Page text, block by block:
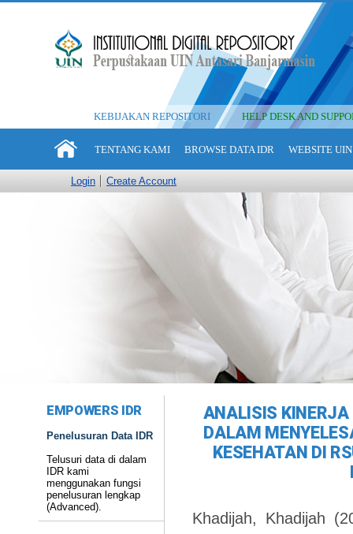
KEBIJAKAN REPOSITORI HELP DESK AND
TENTANG KAMI BROWSE DATA IDR WEBSITE
Login Create Account
EMPOWERS IDR
Penelusuran Data IDR
Telusuri data di dalam
IDR kami
menggunakan fungsi
penelusuran lengkap
(Advanced).
ANALISIS
DALAM
KESEHATAN DI
Khadijah, Khadijah